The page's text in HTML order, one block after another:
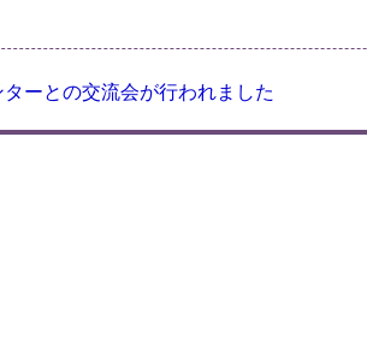
ーとの交流会が行われました